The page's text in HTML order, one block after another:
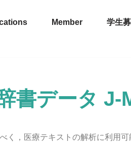
Member 学生
書データ
く，医療テキストの解析に利用